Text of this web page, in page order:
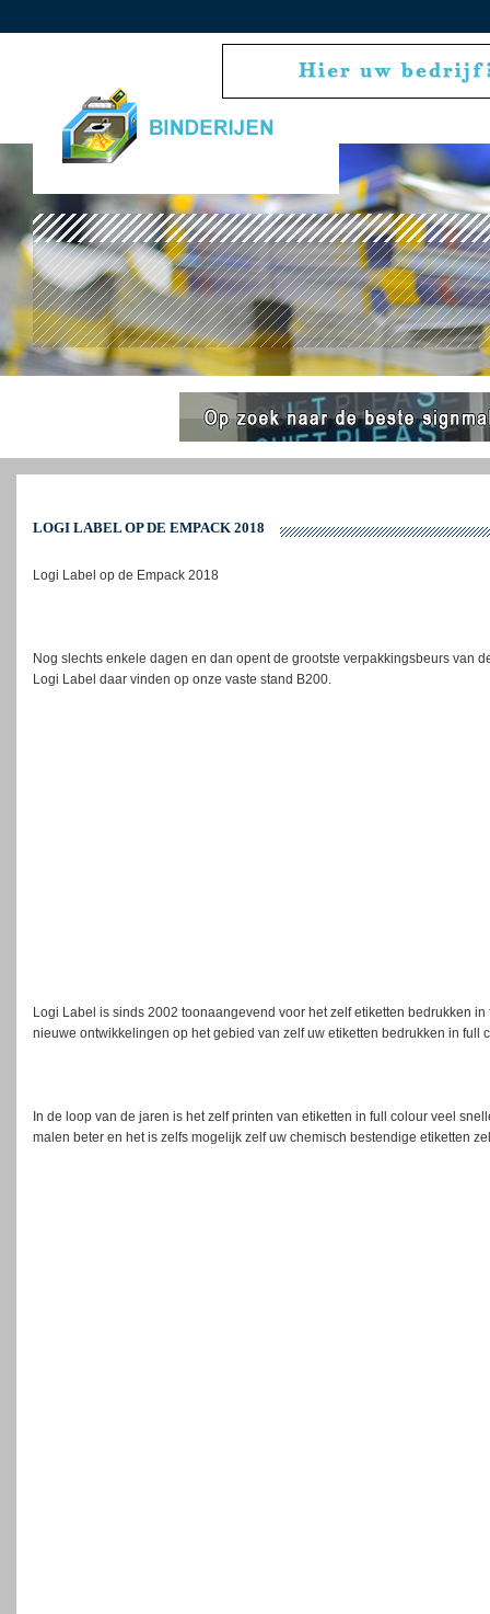
LOGI LABEL OP DE EMPACK 2018
Logi Label op de Empack 2018
Nog slechts enkele dagen en dan opent de grootste verpakkingsbeurs van
Logi Label daar vinden op onze vaste stand B200.
Logi Label is sinds 2002 toonaangevend voor het zelf etiketten bedrukken
nieuwe ontwikkelingen op het gebied van zelf uw etiketten bedrukken in full
In de loop van de jaren is het zelf printen van etiketten in full colour veel
malen beter en het is zelfs mogelijk zelf uw chemisch bestendige etiketten